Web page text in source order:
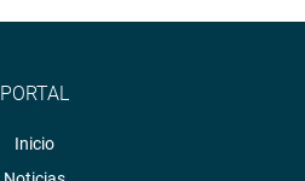
PORTAL
Inicio